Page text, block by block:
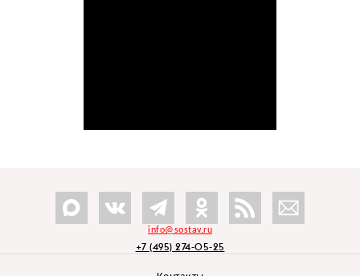
info@sostav.ru
+7 (495) 274-05-25